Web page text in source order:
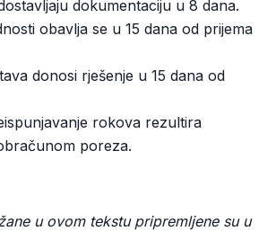
dokumentaciju u 8 dana.
obavlja se u 15 dana od prijema
donosi rješenje u 15 dana od
rokova rezultira
poreza.
u ovom tekstu pripremljene su u